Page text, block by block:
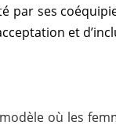
ses
et
où les